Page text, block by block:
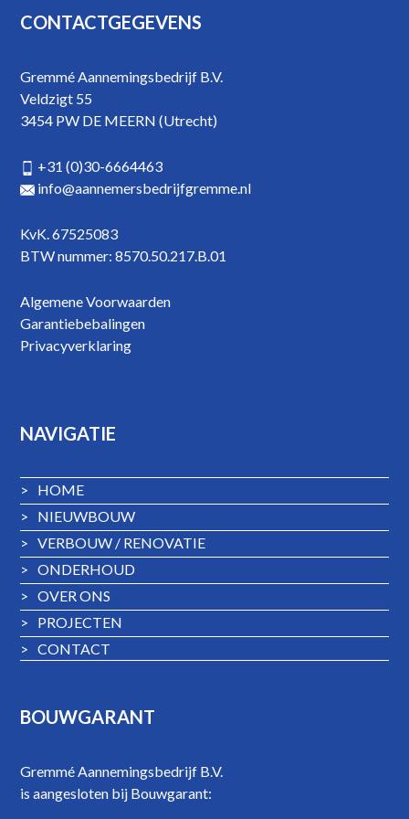
Footer
CONTACTGEGEVENS
Gremmé Aannemingsbedrijf B.V.
Veldzigt 55
3454 PW DE MEERN (Utrecht)
+31 (0)30-6664463
info@aannemersbedrijfgremme.nl
KvK. 67525083
BTW nummer: 8570.50.217.B.01
Algemene Voorwaarden
Garantiebebalingen
Privacyverklaring
NAVIGATIE
>
HOME
>
NIEUWBOUW
> VERBOUW / RENOVATIE
> ONDERHOUD
> OVER ONS
>
PROJECTEN
> CONTACT
BOUWGARANT
Gremmé Aannemingsbedrijf B.V.
is aangesloten bij Bouwgarant: